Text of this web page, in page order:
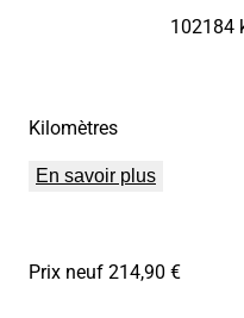
Kilomètres
102184
En savoir plus
Prix neuf 214,90 €